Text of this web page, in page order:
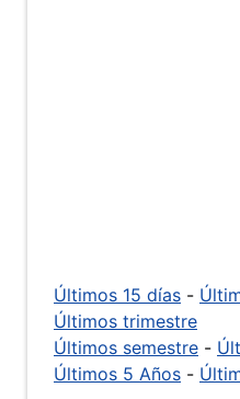
Últimos 15 días -
Últimos trimestre
Últimos semestre -
Últimos 5 Años -